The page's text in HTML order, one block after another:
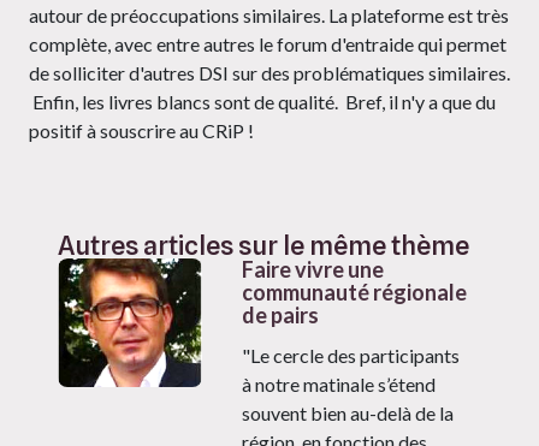
autour de préoccupations similaires. La plateforme est très
complète, avec entre autres le forum d'entraide qui permet
de solliciter d'autres DSI sur des problématiques similaires.
Enfin, les livres blancs sont de qualité. Bref, il n'y a que du
positif à souscrire au CRiP !
Autres articles sur le même thème
Faire vivre une
communauté régionale
de pairs
"Le cercle des participants
à notre matinale s’étend
souvent bien au-delà de la